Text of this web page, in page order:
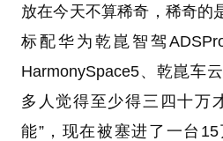
放在今天不算稀奇，稀奇
标配华为乾崑智驾
HarmonySpace5、乾崑车
多人觉得至少得三四十万
能”，现在被塞进了一台